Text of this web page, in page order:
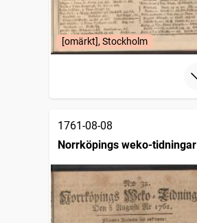
[omärkt], Stockholm
1761-08-08
Norrköpings weko-tidningar